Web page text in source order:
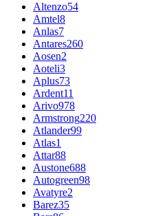
Altenzo54
Amtel8
Anlas7
Antares260
Aosen2
Aoteli3
Aplus73
Ardent11
Arivo978
Armstrong220
Atlander99
Atlas1
Attar88
Austone688
Autogreen98
Avatyre2
Barez35